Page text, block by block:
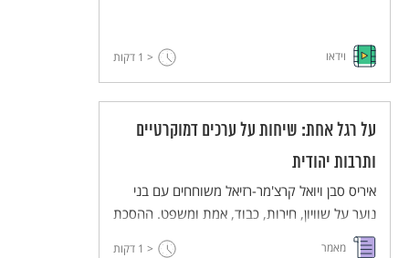
וידאו < 1 דקות
על רגל אחת: שיחות על ערכים דמוקרטיים
ותרבות יהודית
איריס סבן ויואל קרצ'מר-רזיאל משוחחים עם בני
נוער על שוויון, חירות, כבוד, אמת ומשפט. ההסכת
מיועד לשילוב בהוראה בחטיבת הביניים במקצועות
מאמר < 1 דקות